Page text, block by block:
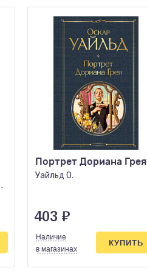
Портрет Дориана Грея
Уайльд О.
403 ₽
Наличие
в магазинах
КУПИТЬ